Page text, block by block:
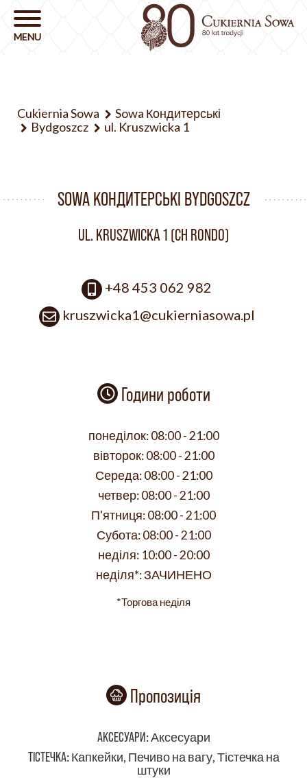
Cukiernia Sowa
Sowa Кондитерські
Bydgoszcz
ul. Kruszwicka 1
SOWA КОНДИТЕРСЬКІ BYDGOSZCZ
UL. KRUSZWICKA 1 (CH RONDO)
+48 453 062 982
kruszwicka1@cukierniasowa.pl
Години роботи
понеділок: 08:00 - 21:00
вівторок: 08:00 - 21:00
Середа: 08:00 - 21:00
четвер: 08:00 - 21:00
П'ятниця:08:00 - 21:00
Субота: 08:00 - 21:00
неділя: 10:00 - 20:00
неділя*:ЗАЧИНЕНО
*Торгова неділя
Пропозиція
АКСЕСУАРИ:Аксесуари
ТІСТЕЧКА:Капкейки, Печиво на вагу,Тістечка на
штуки